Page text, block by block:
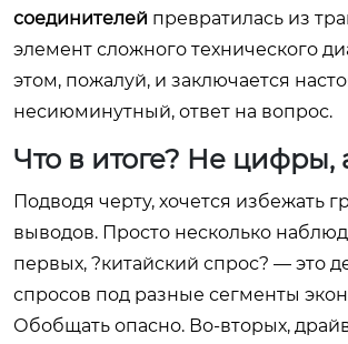
соединителей превратилась из
элемент сложного технического
этом, пожалуй, и заключается
несиюминутный, ответ на вопрос.
Что в итоге? Не цифры,
Подводя черту, хочется избежать
выводов. Просто несколько
первых, ?китайский спрос? — это
спросов под разные сегменты
Обобщать опасно. Во-вторых,